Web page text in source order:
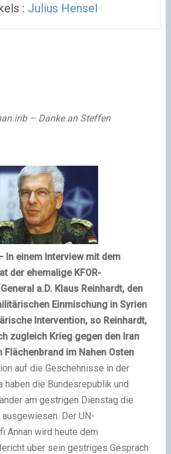
: Julius Hensel
– Danke an Steffen
In einem Interview mit dem
der ehemalige KFOR-
a.D. Klaus Reinhardt, den
Einmischung in Syrien
Intervention, so Reinhardt,
zugleich Krieg gegen den Iran
Flächenbrand im Nahen Osten
auf die Geschehnisse in der
haben die Bundesrepublik und
am gestrigen Dienstag die
Der UN-
Annan wird heute dem
über sein gestriges Gespräch